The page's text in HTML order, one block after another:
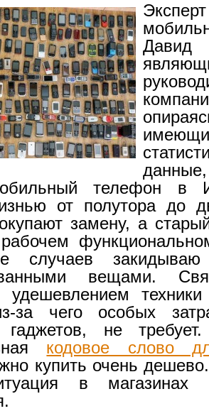
телефон в
от полутора до
замену, а
случаев
вещами.
удешевлением
за чего особых
гаджетов, не
кодовое слово
купить очень
в магазинах